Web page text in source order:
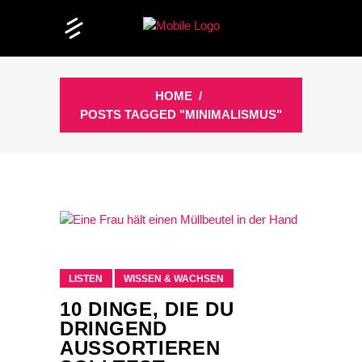
HOME /
POSTS TAGGED "MINIMALISMUS"
LISTEN WISSEN & WACHSEN
10 DINGE, DIE DU
DRINGEND
AUSSORTIEREN